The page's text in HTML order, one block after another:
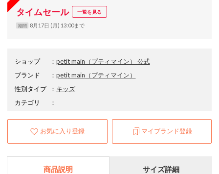
タイムセール 一覧を見る
期間 8月17日 (月) 13:00まで
ショップ ： petit main（プティマイン） 公式
ブランド
： petit main （プティマイン）
性別タイプ
： キッズ
カテゴリ
：
お気に入り登録 マイブランド登録
商品説明 サイズ詳細